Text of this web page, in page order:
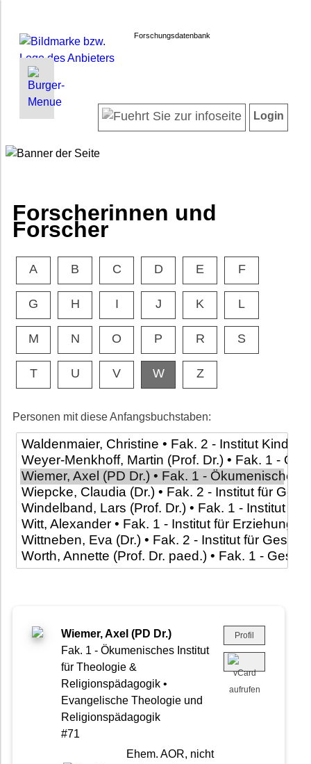
Forschungsdatenbank
INFORMATIONEN | SUCHEN
Forscherinnen und Forscher
Barrierefreiheit
LOGIN
Login
Forscherinnen und
Forscher
A B C D E F
G H I J K L
M N O P R S
T U V W Z
Personen mit diese Anfangsbuchstaben:
Wiemer, Axel (PD Dr.)
Fak. 1 - Ökumenisches Institut
für Theologie &
Religionspädagogik •
Evangelische Theologie und
Religionspädagogik
#71
Ehem. AOR, nicht
Profil